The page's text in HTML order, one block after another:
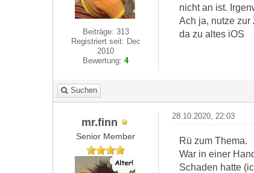
Beiträge: 313
Registriert seit: Dec
2010
Bewertung:4
nicht an ist.
Ach ja, nutze zur
da zu altes iOS
Suchen
mr.finn
Senior Member
28.10.2020, 22:03
Rü zum Thema.
War in einer
Schaden hatte